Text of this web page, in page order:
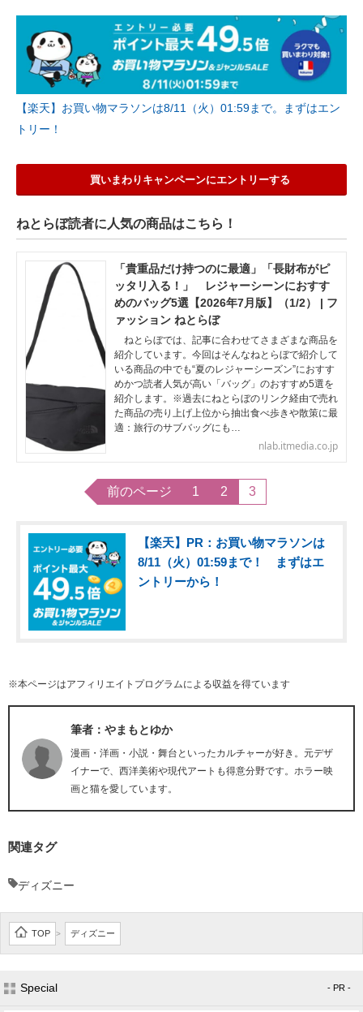
【楽天】お買い物マラソンは8/11（火）01:59まで。まずはエン
トリー！
買いまわりキャンペーンにエントリーする
ねとらぼ読者に人気の商品はこちら！
「貴重品だけ持つのに最適」「長財布がピ
ッタリ入る！」 レジャーシーンにおすす
めのバッグ5選【2026年7月版】（1/2） | フ
ァッション ねとらぼ
ねとらぼでは、記事に合わせてさまざまな商品を
紹介しています。今回はそんなねとらぼで紹介して
いる商品の中でも“夏のレジャーシーズン”におすす
めかつ読者人気が高い「バッグ」のおすすめ5選を
紹介します。※過去にねとらぼのリンク経由で売れ
た商品の売り上げ上位から抽出食べ歩きや散策に最
適：旅行のサブバッグにも…
nlab.itmedia.co.jp
前のページ 1 2 3
【楽天】PR：お買い物マラソンは
8/11（火）01:59まで！ まずはエ
ントリーから！
※本ページはアフィリエイトプログラムによる収益を得ています
筆者：やまもとゆか
漫画・洋画・小説・舞台といったカルチャーが好き。元デザ
イナーで、西洋美術や現代アートも得意分野です。ホラー映
画と猫を愛しています。
関連タグ
ディズニー
TOP > ディズニー
Special - PR -